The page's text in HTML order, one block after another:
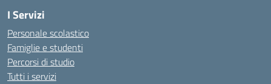
I Servizi
Personale scolastico
Famiglie e studenti
Percorsi di studio
Tutti i servizi